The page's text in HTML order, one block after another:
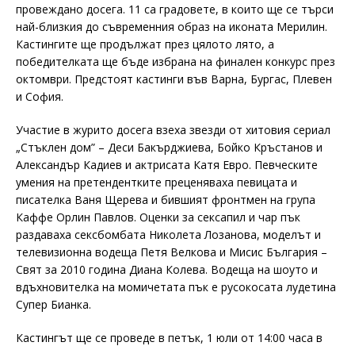
провеждано досега. 11 са градовете, в които ще се търси
най-близкия до съвременния образ на иконата Мерилин.
Кастингите ще продължат през цялото лято, а
победителката ще бъде избрана на финален конкурс през
октомври. Предстоят кастинги във Варна, Бургас, Плевен
и София.
Участие в журито досега взеха звезди от хитовия сериал
„Стъклен дом” – Деси Бакърджиева, Бойко Кръстанов и
Александър Кадиев и актрисата Катя Евро. Певческите
умения на претендентките преценяваха певицата и
писателка Ваня Щерева и бившият фронтмен на група
Каффе Орлин Павлов. Оценки за сексапил и чар пък
раздаваха сексбомбата Николета Лозанова, моделът и
телевизионна водеща Петя Велкова и Мисис България –
Свят за 2010 година Диана Колева. Водеща на шоуто и
вдъхновителка на момичетата пък е русокосата лудетина
Супер Бианка.
Кастингът ще се проведе в петък, 1 юли от 14:00 часа в